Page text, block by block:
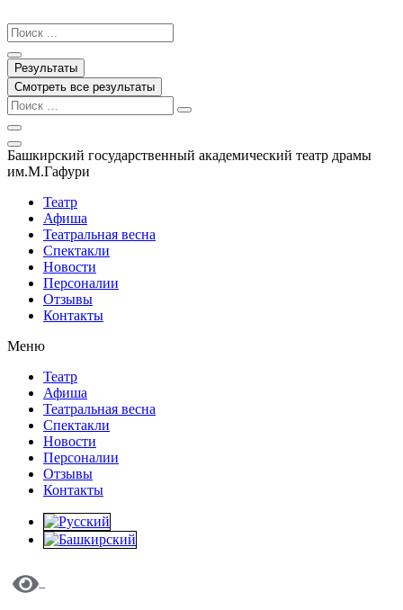
к
содержимому
Search
...
Результаты
Смотреть все результаты
Башкирский государственный академический театр драмы
им.М.Гафури
Театр
Афиша
Театральная весна
Спектакли
Новости
Персоналии
Отзывы
Контакты
Меню
Театр
Афиша
Театральная весна
Спектакли
Новости
Персоналии
Отзывы
Контакты